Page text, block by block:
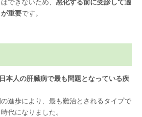
できないため、 悪化する前に受診して適
重要です。
本人の肝臓病で最も問題となっている疾
進歩により、最も難治とされるタイプで
代になりました。